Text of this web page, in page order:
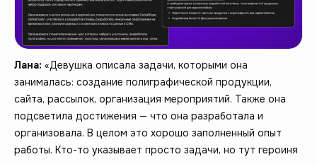
Лана: «Девушка описала задачи, которыми она
занималась: создание полиграфической продукции,
сайта, рассылок, организация мероприятий. Также она
подсветила достижения — что она разработала и
организовала. В целом это хорошо заполненный опыт
работы. Кто-то указывает просто задачи, но тут героиня